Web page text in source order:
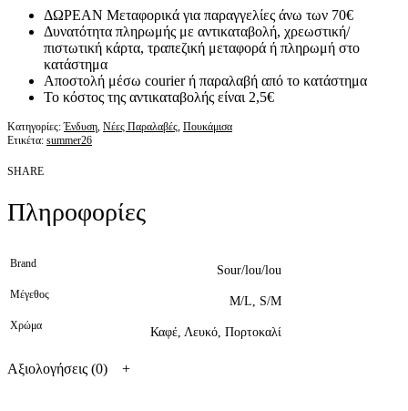
ΔΩΡΕΑΝ Μεταφορικά για παραγγελίες άνω των 70€
Δυνατότητα πληρωμής με αντικαταβολή, χρεωστική/
πιστωτική κάρτα, τραπεζική μεταφορά ή πληρωμή στο
κατάστημα
Αποστολή μέσω courier ή παραλαβή από το κατάστημα
Το κόστος της αντικαταβολής είναι 2,5€
Κατηγορίες:Ένδυση, Νέες Παραλαβές, Πουκάμισα
Ετικέτα: summer26
SHARE
Πληροφορίες
Brand Sour/lou/lou
Μέγεθος M/L, S/M
Χρώμα Καφέ, Λευκό, Πορτοκαλί
Αξιολογήσεις (0)